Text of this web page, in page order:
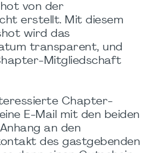
von der
erstellt. Mit diesem
wird das
transparent, und
Mitgliedschaft
Chapter-
E-Mail mit den beiden
an den
des gastgebenden